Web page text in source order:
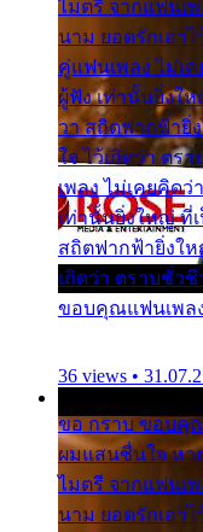
ไมตรี จากแฟนเ
นาม ยอดรักเอาไ
คู่แฟนเพลง ไม่เ
ผู้ฟัง เท่านั้นยิ่งใ
วา สถิตฟากฟ้ายิ่
ใจ ไว้เถิดว่า ตร
เพลง ไม่เคยคิด
เท่านั้นยิ่งใหญ่ ที่
สถิตฟากฟ้ายิ่งใ
เถิดว่า ตราบชั่ว
ขอบคุณแฟนเพลง
36 views •
ขอ กราบ ขอบคุ
ผมแสนชื่นใจ หา
ไมตรี จากแฟนเ
นาม ยอดรักเอาไ